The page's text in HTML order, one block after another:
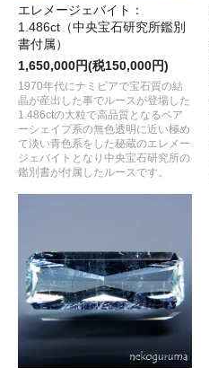
エレメージェバイト：
1.486ct（中央宝石研究所鑑別
書付属）
1,650,000円(税150,000円)
1970年代にナミビアで宝石質の結
晶が産出した事でルースが登場した
1.486ctの大粒で高品質となるペア
ーシェイプ系の無色透明に近い極め
て淡い青色系をした秘蔵のエレメー
ジェバイトとなり中央宝石研究所の
鑑別書が付属したルースです。